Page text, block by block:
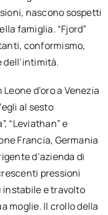
nascono sospetti
famiglia. “Fjord”
conformismo,
d’oro a Venezia
al sesto
“Leviathan” e
Francia, Germania
d’azienda di
pressioni
instabile e travolto
moglie. Il crollo della